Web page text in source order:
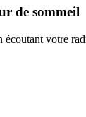
de sommeil
écoutant votre